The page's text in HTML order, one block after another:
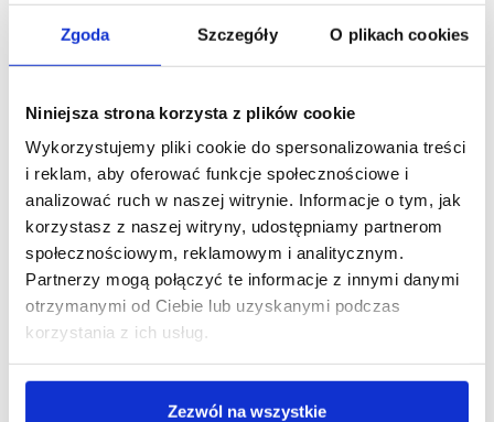
Zgoda Szczegóły O plikach cookies
Niniejsza strona korzysta z plików cookie
Wykorzystujemy pliki cookie do spersonalizowania treści
i reklam, aby oferować funkcje społecznościowe i
analizować ruch w naszej witrynie. Informacje o tym, jak
korzystasz z naszej witryny, udostępniamy partnerom
społecznościowym, reklamowym i analitycznym.
Partnerzy mogą połączyć te informacje z innymi danymi
otrzymanymi od Ciebie lub uzyskanymi podczas
korzystania z ich usług.
Zezwól na wszystkie
powinna być za mała, bo
może się to skończyć
niechęcią do podróży.
Psiak powinien mieć
położenia się w macie,
dzięki czemu podróż
będzie samą
przyjemnością.
mata mieści się w Twoim
rozmiar uniwersalny i
pasują do większości
modeli samochodów ale
warto się upewnić. ;)
Jeśli okaże się że mata nie pasuje, to czy mogę ją
zwrócić?